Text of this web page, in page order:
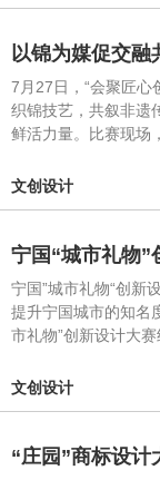
以锦为媒促交
7月27日，“会聚匠心
织锦技艺，共叙非遗
鲜活力量。比赛现场
文创设计
宁国“城市礼物”
宁国”城市礼物“创新
提升宁国城市的知名
市礼物”创新设计大赛
文创设计
“庄园”商标设计